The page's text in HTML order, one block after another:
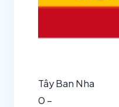
Tây Ban Nha
0 –